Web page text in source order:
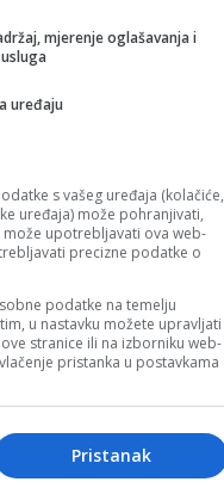
mjerenje oglašavanja i
uređaju
s vašeg uređaja (kolačiće,
uređaja) može pohranjivati,
upotrebljavati ova web-
precizne podatke o
podatke na temelju
u nastavku možete upravljati
stranice ili na izborniku web-
pristanka u postavkama
Pristanak